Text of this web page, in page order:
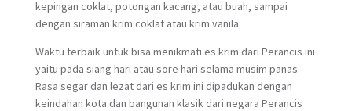
kepingan coklat, potongan kacang, atau buah, sampai
dengan siraman krim coklat atau krim vanila.
Waktu terbaik untuk bisa menikmati es krim dari Perancis ini
yaitu pada siang hari atau sore hari selama musim panas.
Rasa segar dan lezat dari es krim ini dipadukan dengan
keindahan kota dan bangunan klasik dari negara Perancis